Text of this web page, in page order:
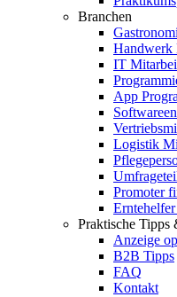
Branchen
Handwerk
IT
App
Logistik
Promoter
Praktische Tipps
Anzeige
B2B Tipps
FAQ
Kontakt